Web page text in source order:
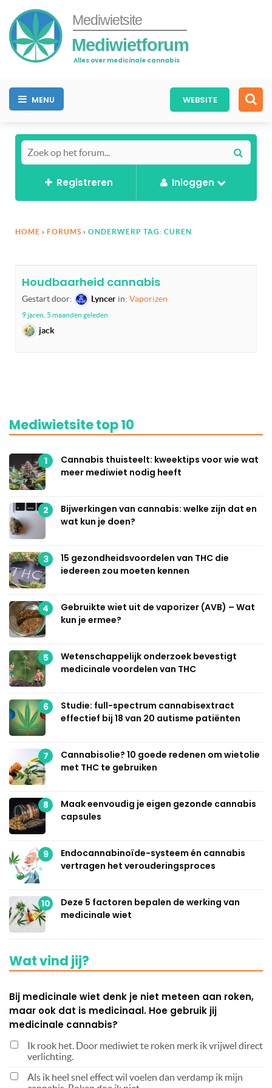
Mediwietsite
Mediwietforum
Alles over medicinale cannabis
MENU WEBSITE
Registreren Inloggen
HOME › FORUMS › ONDERWERP TAG: CUREN
Houdbaarheid cannabis
Gestart door: Lyncer in: Vaporizen
9 jaren, 5 maanden geleden
jack
Mediwietsite top 10
1
Cannabis thuisteelt: kweektips voor wie wat
meer mediwiet nodig heeft
2
Bijwerkingen van cannabis: welke zijn dat en
wat kun je doen?
3
15 gezondheidsvoordelen van THC die
iedereen zou moeten kennen
4
Gebruikte wiet uit de vaporizer (AVB) – Wat
kun je ermee?
5
Wetenschappelijk onderzoek bevestigt
medicinale voordelen van THC
6
Studie: full-spectrum cannabisextract
effectief bij 18 van 20 autisme patiënten
7
Cannabisolie? 10 goede redenen om wietolie
met THC te gebruiken
8
Maak eenvoudig je eigen gezonde cannabis
capsules
9
Endocannabinoïde-systeem én cannabis
vertragen het verouderingsproces
10
Deze 5 factoren bepalen de werking van
medicinale wiet
Wat vind jij?
Bij medicinale wiet denk je niet meteen aan roken,
maar ook dat is medicinaal. Hoe gebruik jij
medicinale cannabis?
Ik rook het. Door mediwiet te roken merk ik vrijwel direct
verlichting.
Als ik heel snel effect wil voelen dan verdamp ik mijn